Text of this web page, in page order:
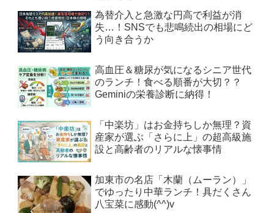
為替介入と急激な円高で利益が消
失…！SNSでも悲鳴続出の相場にど
う向き合うか
高血圧＆糖尿が気になるシニア世代
のランチ！食べる順番が大切？？
Geminiの栄養診断に納得！
「中楽坊」はお金持ちしか無理？資
産家が選ぶ「さらに上」の超高級施
設と高齢者のリアルな懐事情
加東市の名店「木蘭（ムーラン）」
でゆったり中華ランチ！具だくさん
八宝菜に感動(^^)v